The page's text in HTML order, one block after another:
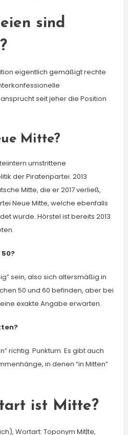
sind
eigentlich gemäßigt rechte
seit jeher die Position
Mitte?
umstrittene
der Piratenpartei. 2013
Mitte, die er 2017 verließ,
Neue Mitte, welche ebenfalls
wurde. Hörstel ist bereits 2013
sein, also sich altersmäßig in
50 und 60 befinden, aber bei
exakte Angabe erwarten.
richtig. Punktum. Es gibt auch
in denen “in Mitten”
ist Mitte?
Wortart: Toponym Mit|te,